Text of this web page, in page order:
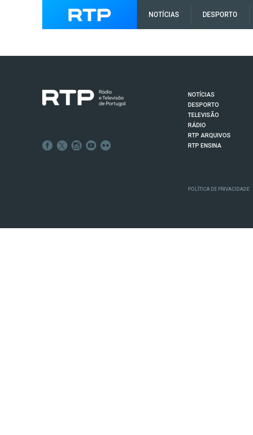
NOTÍCIAS DESPORTO
NOTÍCIAS
DESPORTO
TELEVISÃO
RÁDIO
RTP ARQUIVOS
RTP ENSINA
POLÍTICA DE PRIVACIDADE